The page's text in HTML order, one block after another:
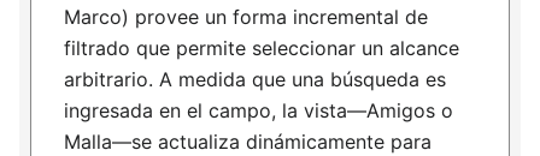
Marco) provee un forma incremental de
filtrado que permite seleccionar un alcance
arbitrario. A medida que una búsqueda es
ingresada en el campo, la vista—Amigos o
Malla—se actualiza dinámicamente para